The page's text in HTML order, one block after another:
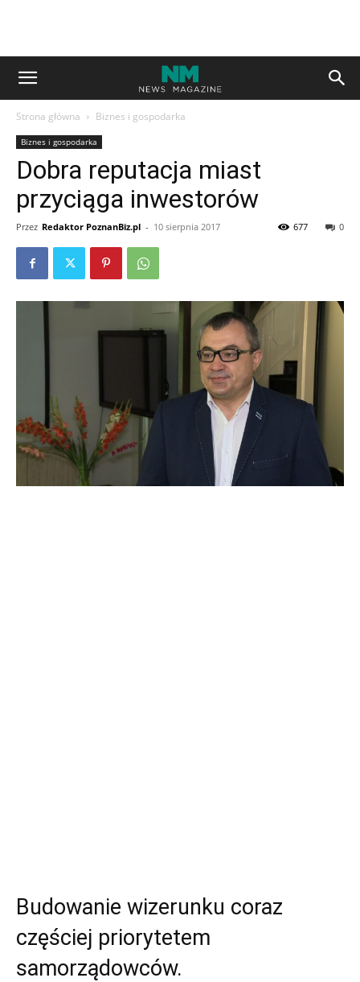
Strona główna Biznes i gospodarka
Biznes i gospodarka
Dobra reputacja miast
przyciąga inwestorów
Przez Redaktor PoznanBiz.pl - 10 sierpnia 2017 0
677
Budowanie wizerunku coraz
częściej priorytetem
samorządowców.